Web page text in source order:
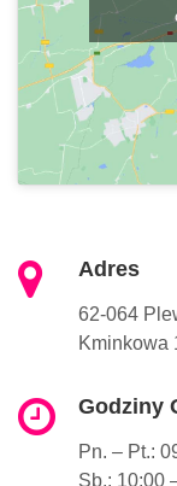
Adres
62-064
Kminkowa
Godziny
Pn. – Pt.:
Sb.: 10:00